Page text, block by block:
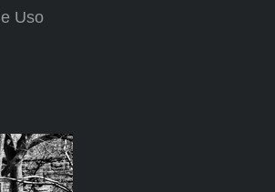
Uso